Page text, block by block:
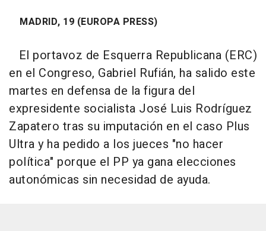
MADRID, 19 (EUROPA PRESS)
El portavoz de Esquerra Republicana (ERC)
en el Congreso, Gabriel Rufián, ha salido este
martes en defensa de la figura del
expresidente socialista José Luis Rodríguez
Zapatero tras su imputación en el caso Plus
Ultra y ha pedido a los jueces "no hacer
política" porque el PP ya gana elecciones
autonómicas sin necesidad de ayuda.